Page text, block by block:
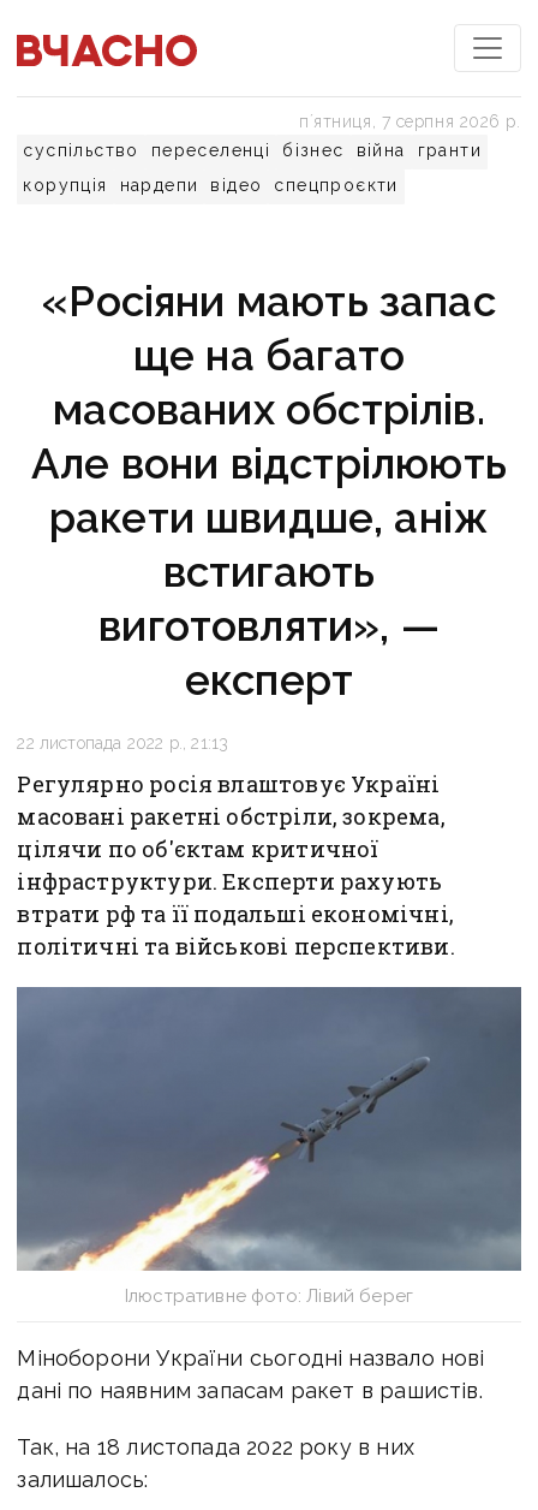
суспільство переселенці бізнес війна
гранти
корупція
нардепи відео спецпроєкти
пʼятниця, 7 серпня 2026 р.
«Росіяни мають запас
ще на багато
масованих обстрілів.
Але вони відстрілюють
ракети швидше, аніж
встигають
виготовляти», —
експерт
22 листопада 2022 р., 21:13
Регулярно росія влаштовує Україні
масовані ракетні обстріли, зокрема,
цілячи по об'єктам критичної
інфраструктури. Експерти рахують
втрати рф та її подальші економічні,
політичні та військові перспективи.
Ілюстративне фото: Лівий берег
Міноборони України сьогодні назвало нові
дані по наявним запасам ракет в рашистів.
Так, на 18 листопада 2022 року в них
залишалось: